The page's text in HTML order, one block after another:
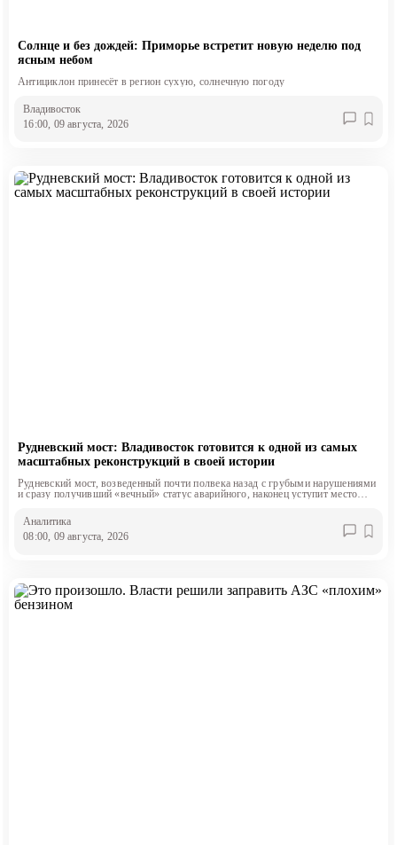
Солнце и без дождей: Приморье встретит новую неделю под
ясным небом
Антициклон принесёт в регион сухую, солнечную погоду
Владивосток
16:00, 09 августа, 2026
Рудневский мост: Владивосток готовится к одной из самых
масштабных реконструкций в своей истории
Рудневский мост, возведенный почти полвека назад с грубыми нарушениями
и сразу получивший «вечный» статус аварийного, наконец уступит место
Аналитика
08:00, 09 августа, 2026